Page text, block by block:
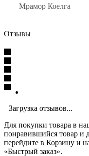
Мрамор Коелга
Отзывы
Загрузка отзывов...
Для покупки товара в
понравившийся товар и
перейдите в Корзину и
«Быстрый заказ».